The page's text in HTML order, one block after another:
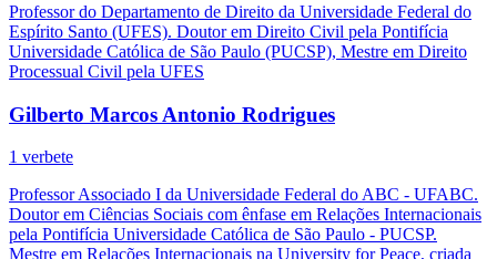
Professor do Departamento de Direito da Universidade Federal do
Espírito Santo (UFES). Doutor em Direito Civil pela Pontifícia
Universidade Católica de São Paulo (PUCSP), Mestre em Direito
Processual Civil pela UFES
Gilberto Marcos Antonio Rodrigues
1 verbete
Professor Associado I da Universidade Federal do ABC - UFABC.
Doutor em Ciências Sociais com ênfase em Relações Internacionais
pela Pontifícia Universidade Católica de São Paulo - PUCSP.
Mestre em Relações Internacionais na University for Peace, criada